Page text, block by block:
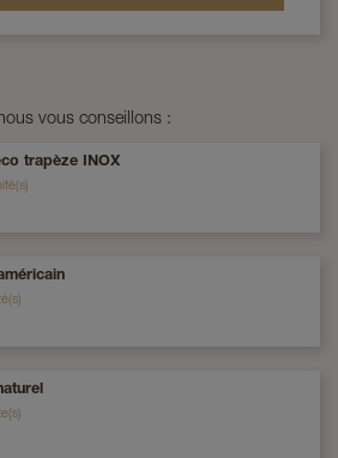
vous conseillons :
trapèze INOX